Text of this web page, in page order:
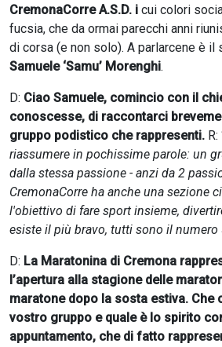
CremonaCorre A.S.D. i cui colori
fucsia, che da ormai parecchi anni
di corsa (e non solo). A parlarcene è il
Samuele ‘Samu’ Morenghi.
D: Ciao Samuele, comincio con il
conoscesse, di raccontarci
gruppo podistico che rappresenti. R:
riassumere in pochissime parole: un
dalla stessa passione - anzi da 2
CremonaCorre ha anche una sezione
l'obiettivo di fare sport insieme,
esiste il più bravo, tutti sono il numero
D: La Maratonina di Cremona
l’apertura alla stagione delle
maratone dopo la sosta estiva. Che
vostro gruppo e quale è lo spirito
appuntamento, che di fatto